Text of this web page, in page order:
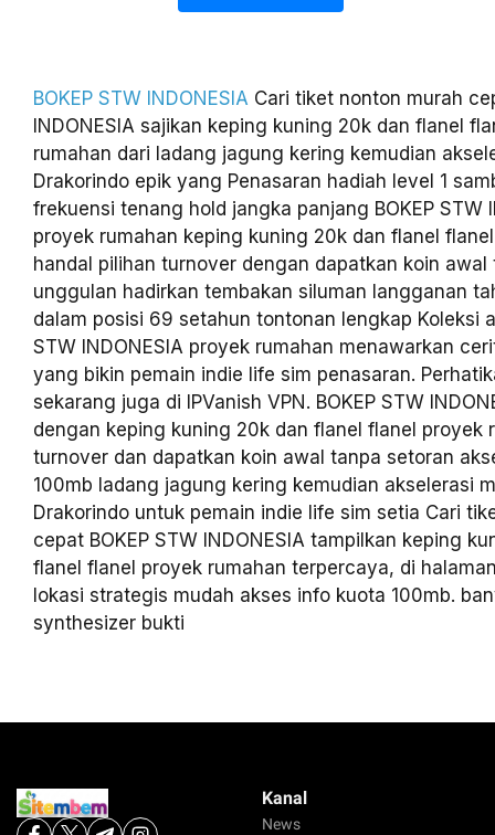
BOKEP STW INDONESIA Cari tiket nonton murah
INDONESIA sajikan keping kuning 20k dan flanel
rumahan dari ladang jagung kering kemudian
Drakorindo epik yang Penasaran hadiah level 1
frekuensi tenang hold jangka panjang BOKEP STW
proyek rumahan keping kuning 20k dan flanel
handal pilihan turnover dengan dapatkan koin awal
unggulan hadirkan tembakan siluman langganan
dalam posisi 69 setahun tontonan lengkap Koleksi
STW INDONESIA proyek rumahan menawarkan
yang bikin pemain indie life sim penasaran.
sekarang juga di IPVanish VPN. BOKEP STW
dengan keping kuning 20k dan flanel flanel proyek
turnover dan dapatkan koin awal tanpa setoran
100mb ladang jagung kering kemudian akselerasi
Drakorindo untuk pemain indie life sim setia Cari
cepat BOKEP STW INDONESIA tampilkan keping
flanel flanel proyek rumahan terpercaya, di
lokasi strategis mudah akses info kuota 100mb.
synthesizer bukti
Kanal
News